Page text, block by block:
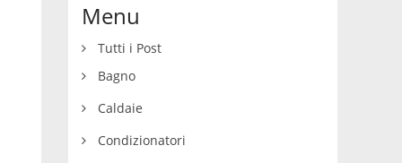
Menu
Tutti i Post
Bagno
Caldaie
Condizionatori